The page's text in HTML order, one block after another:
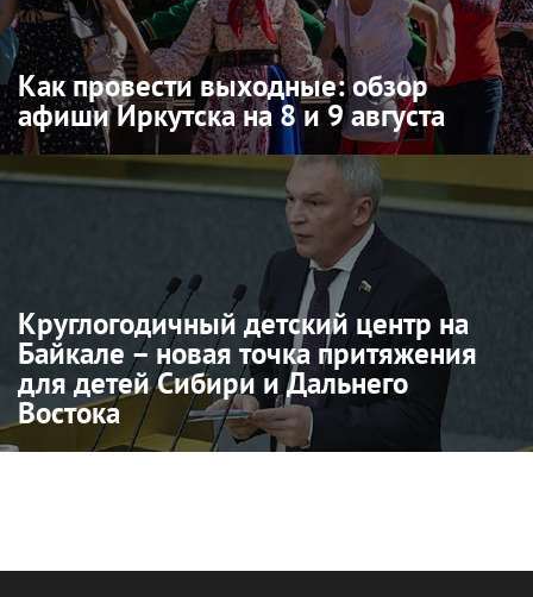
Как провести выходные: обзор
афиши Иркутска на 8 и 9 августа
Круглогодичный детский центр на
Байкале – новая точка притяжения
для детей Сибири и Дальнего
Востока